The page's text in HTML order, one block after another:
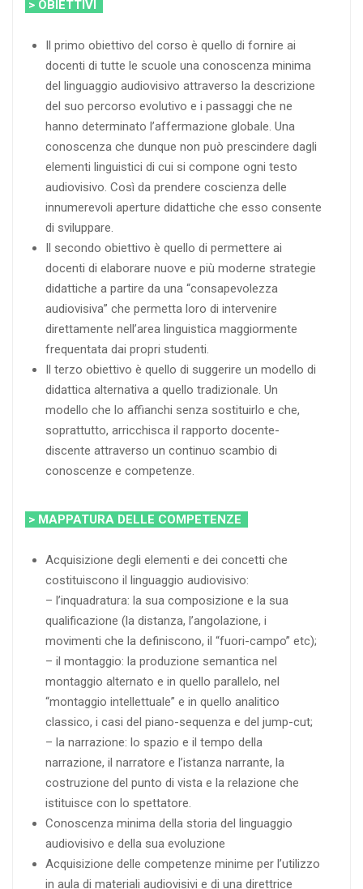
> OBIETTIVI
Il primo obiettivo del corso è quello di fornire ai
docenti di tutte le scuole una conoscenza minima
del linguaggio audiovisivo attraverso la descrizione
del suo percorso evolutivo e i passaggi che ne
hanno determinato l’affermazione globale. Una
conoscenza che dunque non può prescindere dagli
elementi linguistici di cui si compone ogni testo
audiovisivo. Così da prendere coscienza delle
innumerevoli aperture didattiche che esso consente
di sviluppare.
Il secondo obiettivo è quello di permettere ai
docenti di elaborare nuove e più moderne strategie
didattiche a partire da una “consapevolezza
audiovisiva” che permetta loro di intervenire
direttamente nell’area linguistica maggiormente
frequentata dai propri studenti.
Il terzo obiettivo è quello di suggerire un modello di
didattica alternativa a quello tradizionale. Un
modello che lo affianchi senza sostituirlo e che,
soprattutto, arricchisca il rapporto docente-
discente attraverso un continuo scambio di
conoscenze e competenze.
> MAPPATURA DELLE COMPETENZE
Acquisizione degli elementi e dei concetti che
costituiscono il linguaggio audiovisivo:
– l’inquadratura: la sua composizione e la sua
qualificazione (la distanza, l’angolazione, i
movimenti che la definiscono, il “fuori-campo” etc);
– il montaggio: la produzione semantica nel
montaggio alternato e in quello parallelo, nel
“montaggio intellettuale” e in quello analitico
classico, i casi del piano-sequenza e del jump-cut;
– la narrazione: lo spazio e il tempo della
narrazione, il narratore e l’istanza narrante, la
costruzione del punto di vista e la relazione che
istituisce con lo spettatore.
Conoscenza minima della storia del linguaggio
audiovisivo e della sua evoluzione
Acquisizione delle competenze minime per l’utilizzo
in aula di materiali audiovisivi e di una direttrice